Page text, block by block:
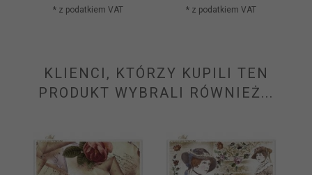
* z podatkiem VAT * z podatkiem VAT
KLIENCI, KTÓRZY KUPILI TEN
PRODUKT WYBRALI RÓWNIEŻ...